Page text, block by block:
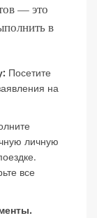
— это
в
Посетите
на
личную
все